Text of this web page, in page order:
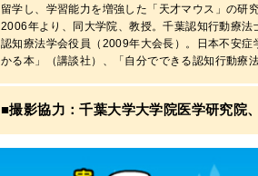
留学し、学習能力を増強した「天才マウス」の研
2006年より、同大学院、教授。千葉認知行動療
認知療法学会役員（2009年大会長）。日本不安
かる本」（講談社）、「自分でできる認知行動療
■撮影協力：千葉大学大学院医学研究院